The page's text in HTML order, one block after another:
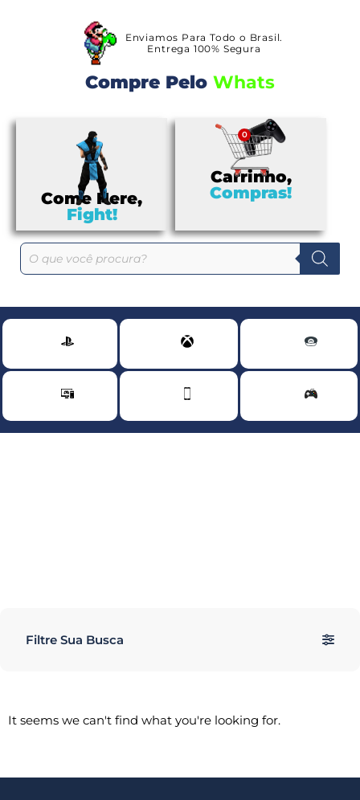
Enviamos Para Todo o Brasil.
Entrega 100% Segura
Compre Pelo Whats
Come Here,
Fight!
Carrinho,
Compras!
Filtre Sua Busca
It seems we can't find what you're looking for.